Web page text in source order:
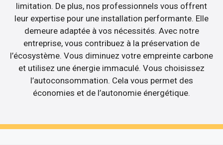
limitation. De plus, nos professionnels vous offrent
leur expertise pour une installation performante. Elle
demeure adaptée à vos nécessités. Avec notre
entreprise, vous contribuez à la préservation de
l’écosystème. Vous diminuez votre empreinte carbone
et utilisez une énergie immaculé. Vous choisissez
l’autoconsommation. Cela vous permet des
économies et de l’autonomie énergétique.